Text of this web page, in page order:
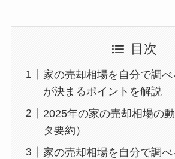
目次
家の売却相場を自分で調
が決まるポイントを解説
2025年の家の売却相場の
タ要約）
家の売却相場を自分で調